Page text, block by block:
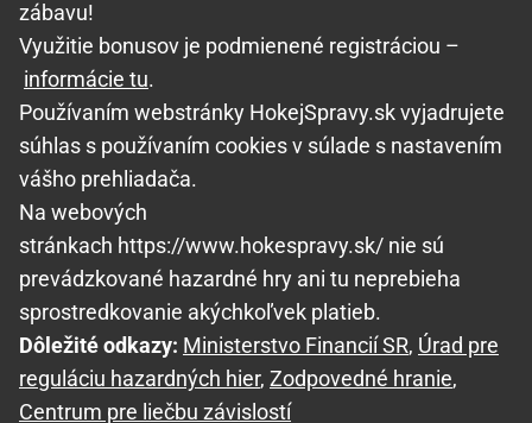
zábavu!
Využitie bonusov je podmienené registráciou –
informácie tu.
Používaním webstránky HokejSpravy.sk vyjadrujete
súhlas s používaním cookies v súlade s nastavením
vášho prehliadača.
Na webových
stránkach https://www.hokespravy.sk/ nie sú
prevádzkované hazardné hry ani tu neprebieha
sprostredkovanie akýchkoľvek platieb.
Dôležité odkazy: Ministerstvo Financií SR, Úrad pre
reguláciu hazardných hier, Zodpovedné hranie,
Centrum pre liečbu závislostí